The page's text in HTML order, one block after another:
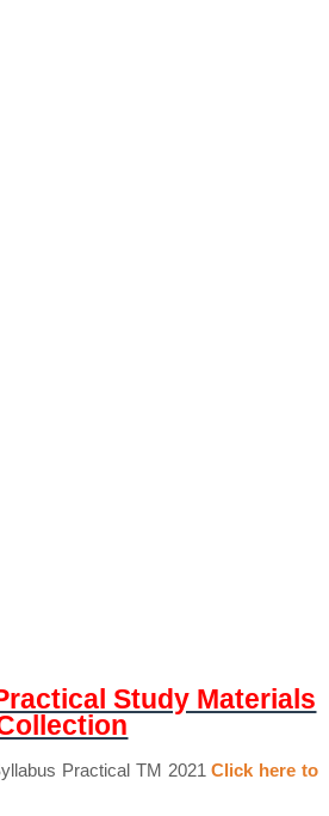
Study Materials
Practical TM 2021Click here to